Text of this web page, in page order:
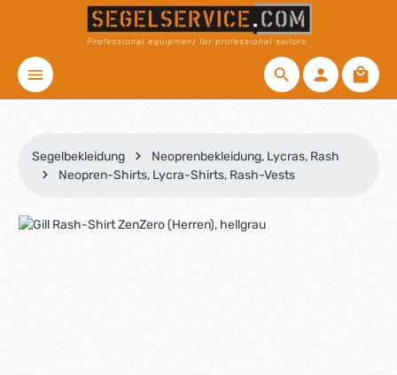
Zum Hauptinhalt springen
Segelbekleidung
Neoprenbekleidung, Lycras, Rash
Neopren-Shirts, Lycra-Shirts, Rash-Vests
Bildergalerie überspringen